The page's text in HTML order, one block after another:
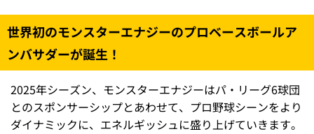
世界初のモンスターエナジーのプロベースボールア
ンバサダーが誕生！
2025年シーズン、モンスターエナジーはパ・リーグ6球団
とのスポンサーシップとあわせて、プロ野球シーンをより
ダイナミックに、エネルギッシュに盛り上げていきます。